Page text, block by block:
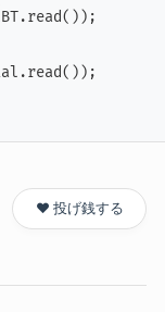
❤️ 投げ銭する